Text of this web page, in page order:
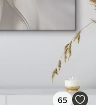
65